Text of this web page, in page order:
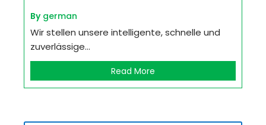
By german
Wir stellen unsere intelligente, schnelle und
zuverlässige...
Read More